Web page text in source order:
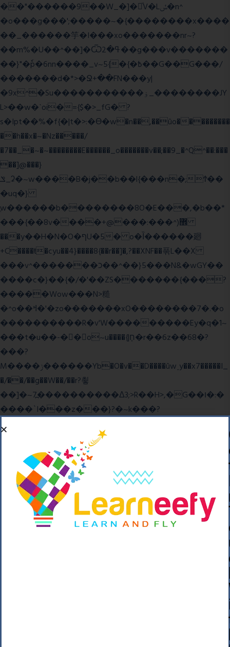
��"������9��W_�]�ͮV�Lݽ�n^
�o���g���';�����~�{��������x����
��_������竽�I���xo�������nr~?
��m%�U��^��]�Ѿߟ�2��g���v�������
��}"�ٗp�6nn����_v~5{�{�߿��G��G���/
�������d�*>�Ջ+��FN���y|
�9x^�Su�����������ۏ_��������JY
L>��w�ˋoi�={$�>_fG� ?
s�Ipt��%�f{�|t�>:�ϴ�w�n��,��ûo���������
��h��x�~�Nz�����/
�7��_�~�~��������E������_o�������v��;��9_�^Q^��:���
��]@���}
ݏ_ʡ�~w����B�j��b��l{���n�;Ϯ��
�uq�}
ֲw������b��������8O�E���,�b��*
���{��8v����+@���:���^)޾
���y��H�N�O�ףU�5� o�Ȉ������廻
+C����ŧ�cyu��4}����8{��r��]�,?��XNF��푺L��X
���v^�������כ��^��}5���N&�wGY��
����c�}��{�/�'��ZS�������{���?
�����Wow���N>糙
�^o��ߞ�'�zo�������xO��������7�.�o
����������R�v'W���������Ey�q�1~
���t�u��-�� o~u����{|ח֧�r��6z��68�?
���?
M����ݫ������Yb�O�v��D����ûw˯y��x7�����I_
�/��/��g��W��/��r?쵷
��]�~7߽����������Δ3;>R��H>,�G��ו�:�
���� `I���z���}?�~k���?
��o��C���ǡ���,����*�3��#eۧ_>\��z
�K{DQg�Ϯ��]u��3o�V~�/��@��??
����Y�]�s�n���s
����p��|
��^��������$��ٽ�P���~��4���Snn^
$ ����Ogy/|>ڿ|�I��'A�n��1�$�}
=c"'��K���X�:��?j�ԫ��-